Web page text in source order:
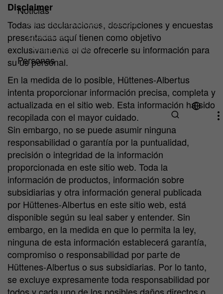
Noticias
Artículos técnicos y noticias
Downloads
Ferias y eventos
Personas
¿Por qué HA Ilarduya?
Trabaja con Nosotros
Disclaimer
Todas las declaraciones, descripciones y encuestas
presentadas aquí tienen como objetivo
exclusivamente el de ofrecerle su información para
su us personal.
En la medida de lo posible, Hüttenes-Albertus
intenta proporcionar información precisa, completa y
actualizada en el sitio web. Esta información ha sido
recopilada con el mayor cuidado.
Sin embargo, no se puede asumir ninguna
responsabilidad o garantía por la puntualidad,
precisión o integridad de la información
proporcionada en este sitio web. Toda la
información de productos, información sobre
subsidiarias y otra información general publicada
por Hüttenes-Albertus en este sitio web, está
disponible según su leal saber y entender. Sin
embargo, en la medida en que lo permita la ley,
ninguna de esta información establecerá garantía,
compromiso o responsabilidad por parte de
Hüttenes-Albertus o sus subsidiarias. Por lo tanto,
se excluye expresamente toda responsabilidad por